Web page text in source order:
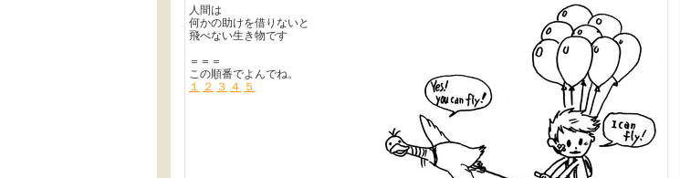
人間は
何かの助けを借りないと
飛べない生き物です
＝＝＝
この順番でよんでね。
１
２ ３ ４ ５